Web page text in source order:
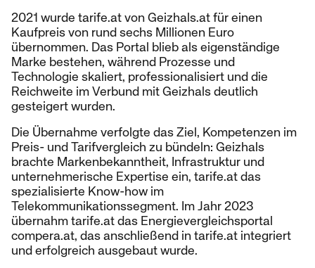
2021 wurde tarife.at von Geizhals.at für einen
Kaufpreis von rund sechs Millionen Euro
übernommen. Das Portal blieb als eigenständige
Marke bestehen, während Prozesse und
Technologie skaliert, professionalisiert und die
Reichweite im Verbund mit Geizhals deutlich
gesteigert wurden.
Die Übernahme verfolgte das Ziel, Kompetenzen im
Preis- und Tarifvergleich zu bündeln: Geizhals
brachte Markenbekanntheit, Infrastruktur und
unternehmerische Expertise ein, tarife.at das
spezialisierte Know-how im
Telekommunikationssegment. Im Jahr 2023
übernahm tarife.at das Energievergleichsportal
compera.at, das anschließend in tarife.at integriert
und erfolgreich ausgebaut wurde.